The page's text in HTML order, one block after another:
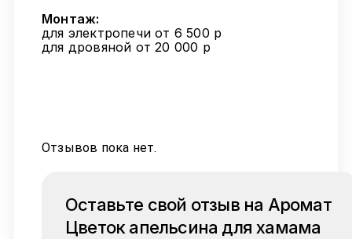
Монтаж:
для электропечи от 6 500 р
для дровяной от 20 000 р
Отзывов пока нет.
Оставьте свой отзыв на Аромат
Цветок апельсина для хамама